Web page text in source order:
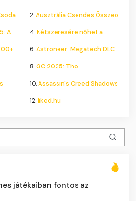
2.Ausztrália Csendes Összeomlása
A 4.Kétszeresére nőhet a
6.Astroneer: Megatech DLC
8.GC 2025: The
10.Assassin's Creed Shadows
12.liked.hu
játékaiban fontos az